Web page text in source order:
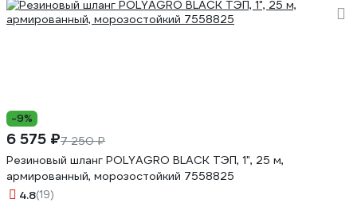
-9%
6 575 ₽7 250 ₽
Резиновый шланг POLYAGRO BLACK ТЭП, 1", 25 м,
армированный, морозостойкий 7558825
4.8(19)